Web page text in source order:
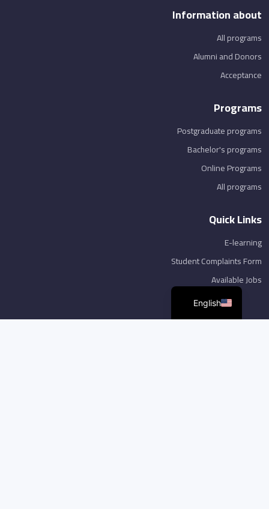
Information about
All programs
Alumni and Donors
Acceptance
Programs
Postgraduate programs
Bachelor's programs
Online Programs
All programs
Quick Links
E-learning
Student Complaints Form
Available Jobs
English